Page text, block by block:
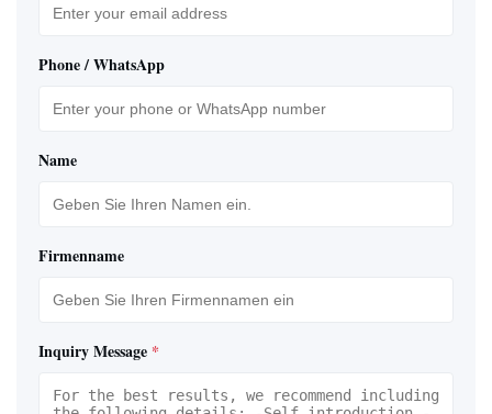
Phone / WhatsApp
Name
Firmenname
Inquiry Message *